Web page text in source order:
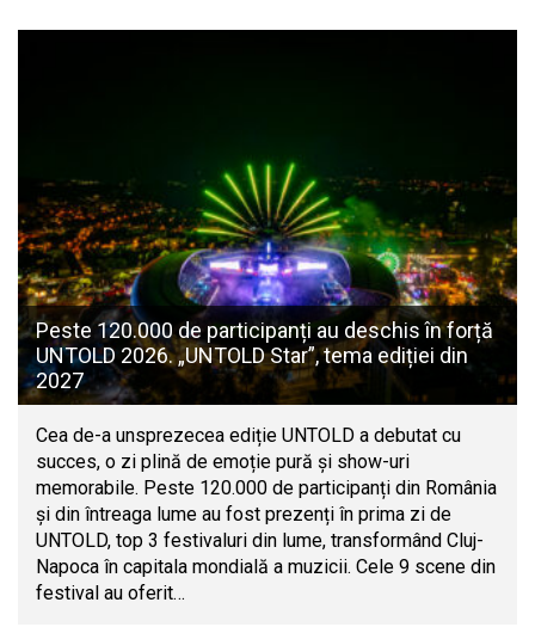
Peste 120.000 de participanți au deschis în forță
UNTOLD 2026. „UNTOLD Star”, tema ediției din
2027
Cea de-a unsprezecea ediție UNTOLD a debutat cu
succes, o zi plină de emoție pură și show-uri
memorabile. Peste 120.000 de participanți din România
și din întreaga lume au fost prezenți în prima zi de
UNTOLD, top 3 festivaluri din lume, transformând Cluj-
Napoca în capitala mondială a muzicii. Cele 9 scene din
festival au oferit…